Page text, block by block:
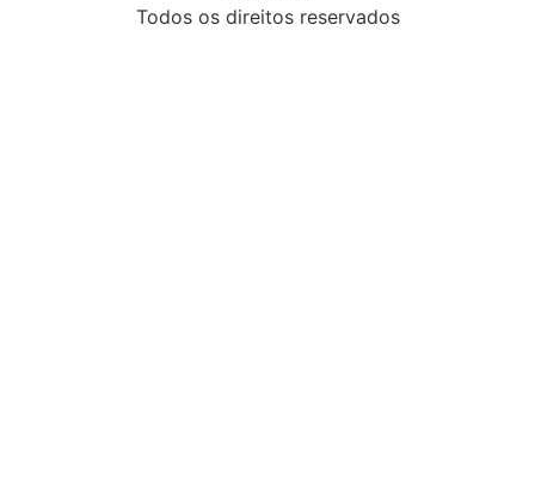
Todos os direitos reservados